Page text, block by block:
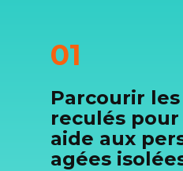
01
Parcourir
reculés
aide aux
agées